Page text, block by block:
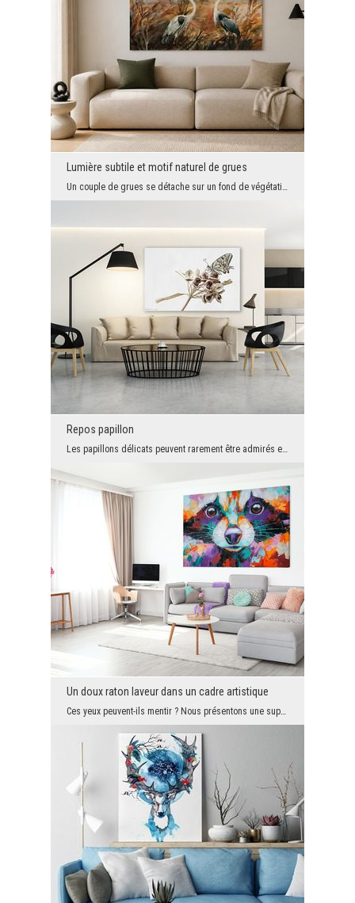
Lumière subtile et motif naturel de grues
Un couple de grues se détache sur un fond de végétation doucement floutée, où les teintes chaudes...
Repos papillon
Les papillons délicats peuvent rarement être admirés en dehors du vol. Cependant, on ne peut nier...
Un doux raton laveur dans un cadre artistique
Ces yeux peuvent-ils mentir ? Nous présentons une superbe décoration pour tous les amoureux des a...